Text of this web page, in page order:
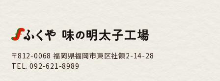
〒812-0068 福岡県福岡市東区社領2-14-28
TEL. 092-621-8989